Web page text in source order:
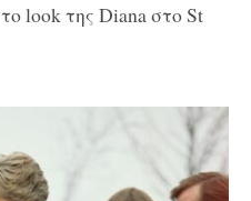
look της Diana στο St